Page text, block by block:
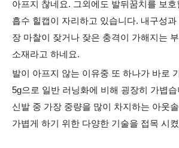
아프지 찮네요. 그외에도 발뒤꿈치를 보호
흡수 힐캡이 자리하고 있습니다. 내구성
장 마찰이 잦거나 잦은 충격이 가해지는
소재라고 하네요.
발이 아프지 않는 이유중 또 하나가 바로
5g으로 일반 러닝화에 비해 굉장히 가볍
신발 중 가장 중량을 많이 차지하는 아웃
가볍게 하기 위한 다양한 기술을 접목 시